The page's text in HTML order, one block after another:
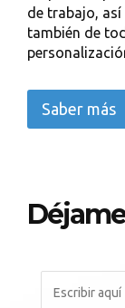
de trabajo,
también de
Saber más